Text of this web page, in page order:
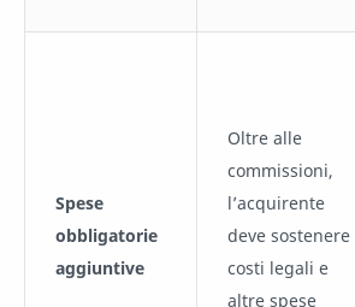
Spese
obbligatorie
aggiuntive
Oltre alle
commissioni,
l’acquirente
deve sostenere
costi legali e
altre spese